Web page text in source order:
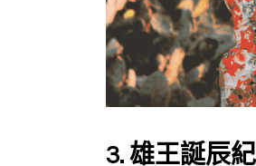
3. 雄王誕辰